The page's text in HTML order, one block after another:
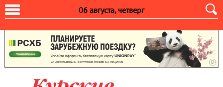
06 августа, четверг